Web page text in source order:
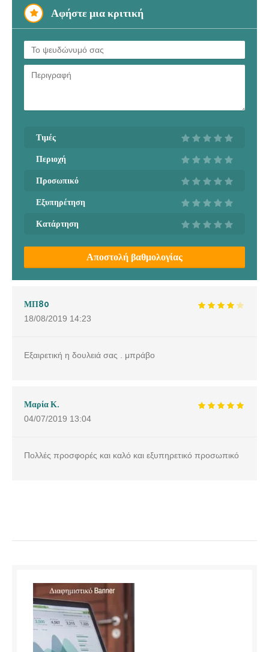
Αφήστε μια κριτική
Τιμές
Περιοχή
Προσωπικό
Εξυπηρέτηση
Κατάρτηση
Αποστολή βαθμολογίας
ΜΠ80
18/08/2019 14:23
Εξαιρετική η δουλειά σας . μπράβο
Μαρία Κ.
04/07/2019 13:04
Πολλές προσφορές και καλό και εξυπηρετικό προσωπικό